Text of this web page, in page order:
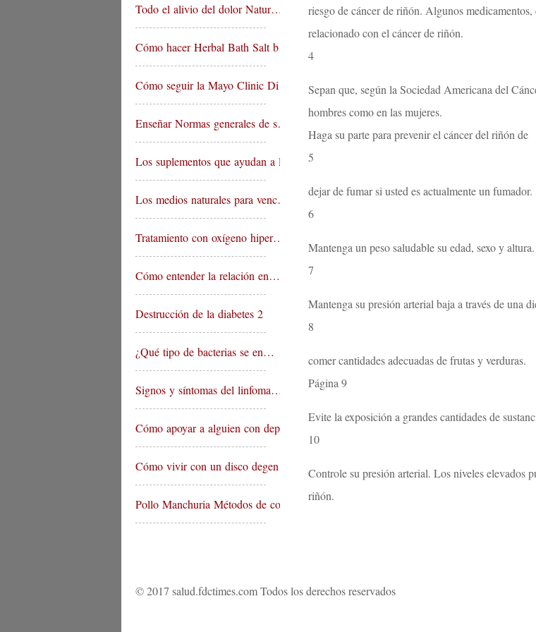
Todo el alivio del dolor Natur…
Cómo hacer Herbal Bath Salt b…
Cómo seguir la Mayo Clinic Di…
Enseñar Normas generales de s…
Los suplementos que ayudan a l…
Los medios naturales para venc…
Tratamiento con oxígeno hiper…
Cómo entender la relación en…
Destrucción de la diabetes 2
¿Qué tipo de bacterias se en…
Signos y síntomas del linfoma…
Cómo apoyar a alguien con dep…
Cómo vivir con un disco degen…
Pollo Manchuria Métodos de co…
riesgo de cáncer de riñón. Algunos
relacionado con el cáncer de riñón.
4
Sepan que, según la Sociedad Americana del
hombres como en las mujeres.
Haga su parte para prevenir el cáncer del riñón de
5
dejar de fumar si usted es actualmente un fumador.
6
Mantenga un peso saludable su edad, sexo y altura.
7
Mantenga su presión arterial baja a través de una
8
comer cantidades adecuadas de frutas y verduras.
Página 9
Evite la exposición a grandes cantidades de
10
Controle su presión arterial. Los niveles elevados
riñón.
© 2017 salud.fdctimes.com Todos los derechos reservados